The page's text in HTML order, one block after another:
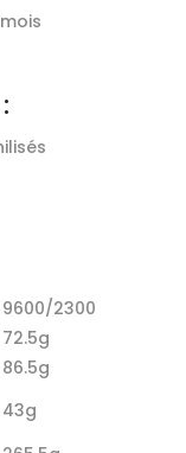
9600/2300
72.5g
86.5g
43g